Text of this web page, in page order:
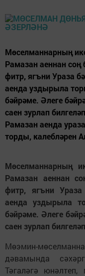
Мөселманнарның
Рамазан аеннан соң
фитр, ягъни Ураза
аенда уздырыла
бәйрәме. Әлеге
саен зурлап
Рамазан аенда
торды, калебләрен
Мөселманнарның
Рамазан аеннан
фитр, ягъни
аенда уздырыла
бәйрәме. Әлеге
саен зурлап
Мөэмин-
дәвамында
Тәгаләгә